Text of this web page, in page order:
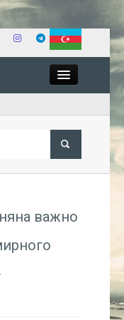
Экономика
важно